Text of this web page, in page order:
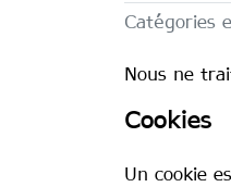
Catégories
Nous ne
Cookies
Un cookie